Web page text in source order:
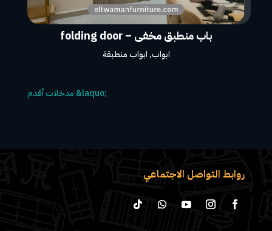
باب منطبق مخفى – folding door
ابواب, ابواب منطبقة
روابط التواصل الاجتماعي